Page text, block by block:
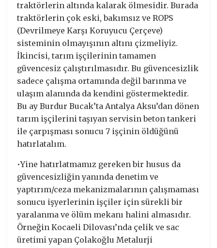
traktörlerin altında kalarak ölmesidir. Burada
traktörlerin çok eski, bakımsız ve ROPS
(Devrilmeye Karşı Koruyucu Çerçeve)
sisteminin olmayışının altını çizmeliyiz.
İkincisi, tarım işçilerinin tamamen
güvencesiz çalıştırılmasıdır. Bu güvencesizlik
sadece çalışma ortamında değil barınma ve
ulaşım alanında da kendini göstermektedir.
Bu ay Burdur Bucak’ta Antalya Aksu’dan dönen
tarım işçilerini taşıyan servisin beton tankeri
ile çarpışması sonucu 7 işçinin öldüğünü
hatırlatalım.
•Yine hatırlatmamız gereken bir husus da
güvencesizliğin yanında denetim ve
yaptırım/ceza mekanizmalarının çalışmaması
sonucu işyerlerinin işçiler için sürekli bir
yaralanma ve ölüm mekanı halini almasıdır.
Örneğin Kocaeli Dilovası’nda çelik ve sac
üretimi yapan Çolakoğlu Metalurji